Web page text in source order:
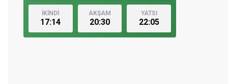
İKİNDİ
17:14
AKŞAM
20:30
YATSI
22:05